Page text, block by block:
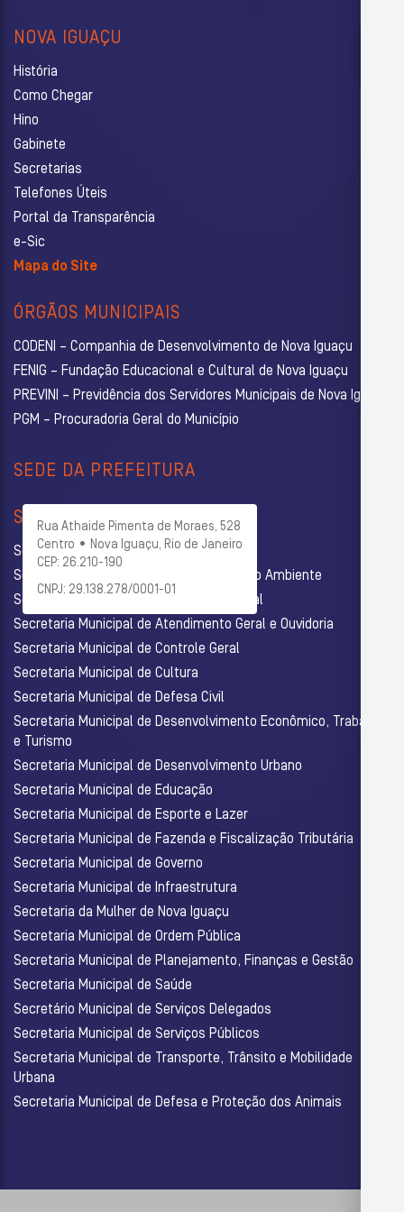
NOVA IGUAÇU
História
Como Chegar
Hino
Gabinete
Secretarias
Telefones Úteis
Portal da Transparência
e-Sic
Mapa do Site
ÓRGÃOS MUNICIPAIS
CODENI – Companhia de Desenvolvimento de Nova Iguaçu
FENIG – Fundação Educacional e Cultural de Nova Iguaçu
PREVINI – Previdência dos Servidores Municipais de Nova Iguaçu
PGM – Procuradoria Geral do Município
SEDE DA PREFEITURA
Rua Athaide Pimenta de Moraes, 528
Centro • Nova Iguaçu, Rio de Janeiro
CEP: 26.210-190
CNPJ: 29.138.278/0001-01
SECRETARIAS
Secretaria Municipal de Administração
Secretaria Municipal de Agricultura e Meio Ambiente
Secretaria Municipal de Assistência Social
Secretaria Municipal de Atendimento Geral e Ouvidoria
Secretaria Municipal de Controle Geral
Secretaria Municipal de Cultura
Secretaria Municipal de Defesa Civil
Secretaria Municipal de Desenvolvimento Econômico, Trabalho
e Turismo
Secretaria Municipal de Desenvolvimento Urbano
Secretaria Municipal de Educação
Secretaria Municipal de Esporte e Lazer
Secretaria Municipal de Fazenda e Fiscalização Tributária
Secretaria Municipal de Governo
Secretaria Municipal de Infraestrutura
Secretaria da Mulher de Nova Iguaçu
Secretaria Municipal de Ordem Pública
Secretaria Municipal de Planejamento, Finanças e Gestão
Secretaria Municipal de Saúde
Secretário Municipal de Serviços Delegados
Secretaria Municipal de Serviços Públicos
Secretaria Municipal de Transporte, Trânsito e Mobilidade
Urbana
Secretaria Municipal de Defesa e Proteção dos Animais